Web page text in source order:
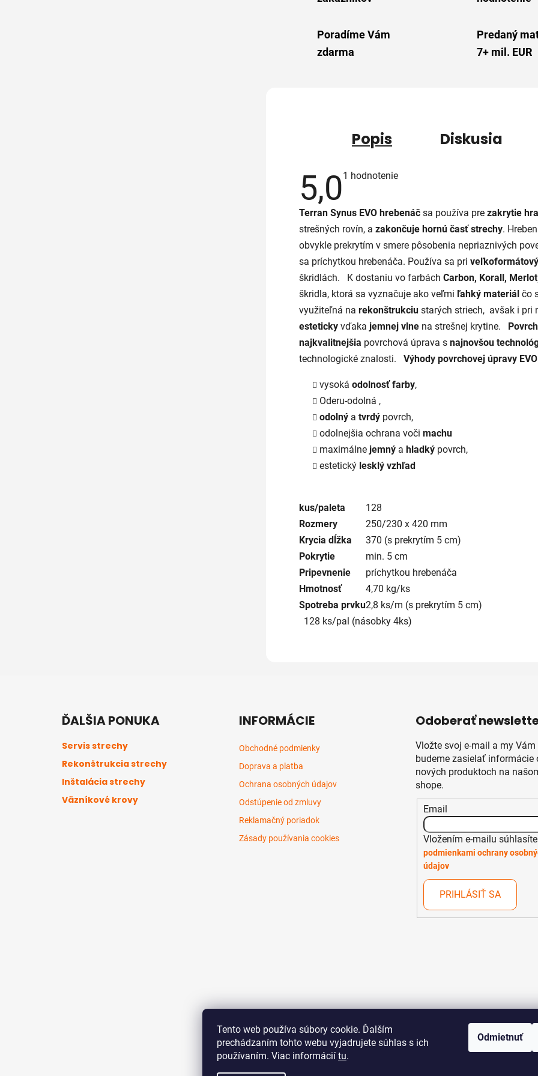
Tento web používa súbory cookie. Ďalším
prechádzaním tohto webu vyjadrujete súhlas s ich
používaním. Viac informácií tu.
Odmietnuť
Poradíme Vám
zdarma
Predaný
7+ mil. EUR
Popis Diskusia
5,0Priemerné
5,0
5
hviezdičiek.
1 hodnotenie
Terran Synus EVO hrebenáč sa používa pre zakrytie
strešných rovín, a zakončuje hornú časť strechy.
obvykle prekrytím v smere pôsobenia nepriaznivých
sa príchytkou hrebenáča. Používa sa pri
škridlách. K dostaniu vo farbách Carbon, Korall,
škridla, ktorá sa vyznačuje ako veľmi ľahký materiál čo
využiteľná na rekonštrukciu starých striech, avšak i pri
esteticky vďaka jemnej vlne na strešnej krytine.
najkvalitnejšia povrchová úprava s najnovšou
technologické znalosti. Výhody povrchovej úpravy
vysoká odolnosť farby,
Oderu-odolná ,
odolný a tvrdý povrch,
odolnejšia ochrana voči machu
maximálne jemný a hladký povrch,
estetický lesklý vzhľad
kus/paleta
128
Rozmery
250/230 x 420 mm
Krycia dĺžka
370 (s prekrytím 5 cm)
Pokrytie
min. 5 cm
Pripevnenie
príchytkou hrebenáča
Hmotnosť
4,70 kg/ks
Spotreba prvku2,8 ks/m (s prekrytím 5 cm)
128 ks/pal (násobky 4ks)
ĎALŠIA PONUKA
Servis strechy
Rekonštrukcia strechy
Inštalácia strechy
Väzníkové krovy
INFORMÁCIE
Obchodné podmienky
Doprava a platba
Ochrana osobných údajov
Odstúpenie od zmluvy
Reklamačný poriadok
Zásady používania cookies
Odoberať
Vložte svoj e-mail a my Vám
budeme zasielať informácie
nových produktoch na
shope.
Email
Vložením e-mailu
podmienkami ochrany
údajov
PRIHLÁSIŤ SA